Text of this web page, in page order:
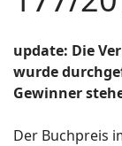
update: Die
wurde
Gewinner
Der Buchpreis